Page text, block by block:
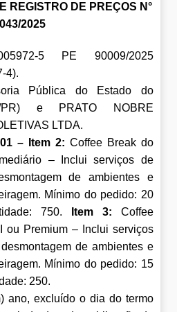
REGISTRO DE PREÇOS N°
043/2025
5 PE 90009/2025
4).
Pública do Estado do
PR) e PRATO NOBRE
LTDA.
– Item 2: Coffee Break do
– Inclui serviços de
de ambientes e
Mínimo do pedido: 20
750.
Item 3: Coffee
ou Premium – Inclui serviços
de ambientes e
Mínimo do pedido: 15
250.
ano, excluído o dia do termo